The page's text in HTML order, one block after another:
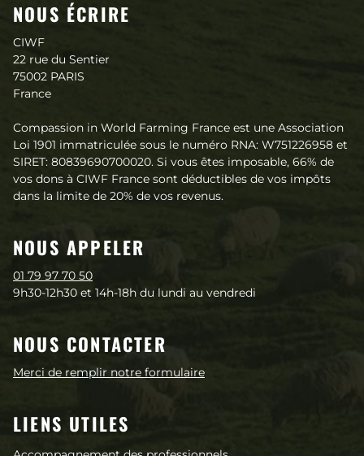
NOUS ÉCRIRE
CIWF
22 rue du Sentier
75002 PARIS
France
Compassion in World Farming France est une Association
Loi 1901 immatriculée sous le numéro RNA: W751226958 et
SIRET: 80839690700020. Si vous êtes imposable, 66% de
vos dons à CIWF France sont déductibles de vos impôts
dans la limite de 20% de vos revenus.
NOUS APPELER
01 79 97 70 50
9h30-12h30 et 14h-18h du lundi au vendredi
NOUS CONTACTER
Merci de remplir notre formulaire
LIENS UTILES